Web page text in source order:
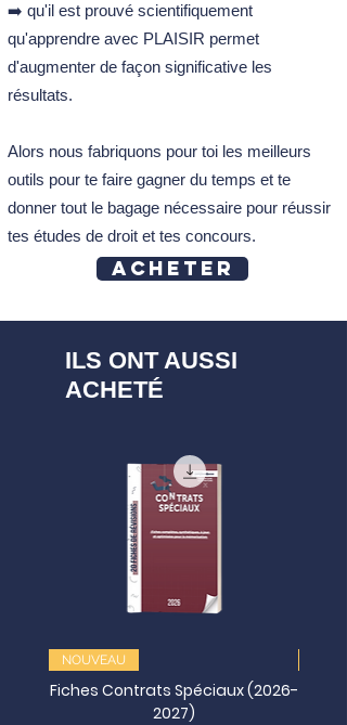
➡️ qu'il est prouvé scientifiquement
qu'apprendre avec PLAISIR permet
d'augmenter de façon significative les
résultats.
Alors nous fabriquons pour toi les meilleurs
outils pour te faire gagner du temps et te
donner tout le bagage nécessaire pour réussir
tes études de droit et tes concours.
Acheter
ILS ONT AUSSI
ACHETÉ
NOUVEAU
Fiches Contrats Spéciaux (2026-
2027)